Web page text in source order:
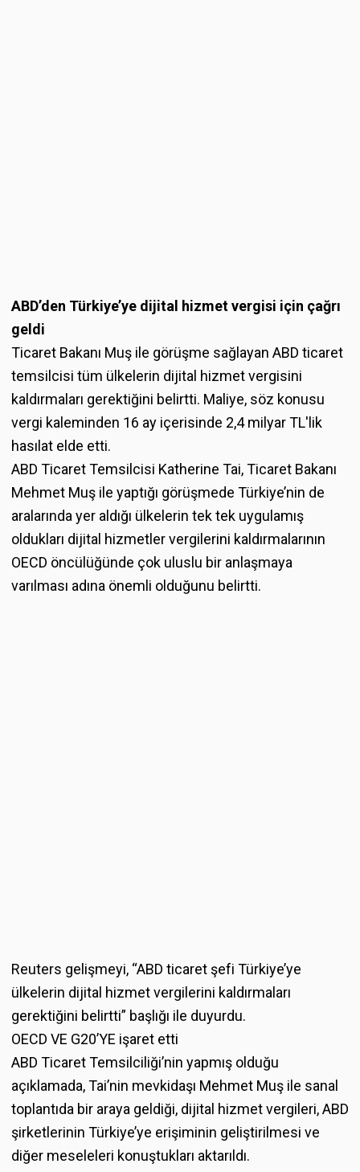
ABD’den Türkiye’ye dijital hizmet vergisi için çağrı
geldi
Ticaret Bakanı Muş ile görüşme sağlayan ABD ticaret
temsilcisi tüm ülkelerin dijital hizmet vergisini
kaldırmaları gerektiğini belirtti. Maliye, söz konusu
vergi kaleminden 16 ay içerisinde 2,4 milyar TL'lik
hasılat elde etti.
ABD Ticaret Temsilcisi Katherine Tai, Ticaret Bakanı
Mehmet Muş ile yaptığı görüşmede Türkiye’nin de
aralarında yer aldığı ülkelerin tek tek uygulamış
oldukları dijital hizmetler vergilerini kaldırmalarının
OECD öncülüğünde çok uluslu bir anlaşmaya
varılması adına önemli olduğunu belirtti.
Reuters gelişmeyi, “ABD ticaret şefi Türkiye’ye
ülkelerin dijital hizmet vergilerini kaldırmaları
gerektiğini belirtti” başlığı ile duyurdu.
OECD VE G20’YE işaret etti
ABD Ticaret Temsilciliği’nin yapmış olduğu
açıklamada, Tai’nin mevkidaşı Mehmet Muş ile sanal
toplantıda bir araya geldiği, dijital hizmet vergileri, ABD
şirketlerinin Türkiye’ye erişiminin geliştirilmesi ve
diğer meseleleri konuştukları aktarıldı.